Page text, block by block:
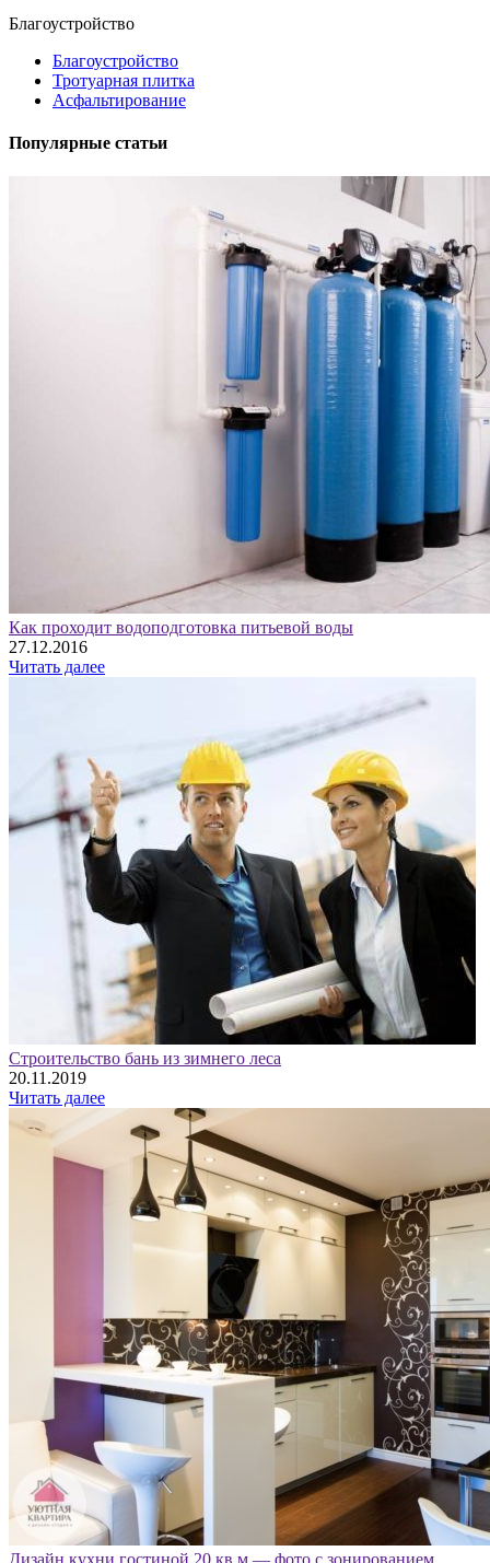
Благоустройство
Благоустройство
Тротуарная плитка
Асфальтирование
Популярные статьи
Как проходит водоподготовка питьевой воды
27.12.2016
Читать далее
Строительство бань из зимнего леса
20.11.2019
Читать далее